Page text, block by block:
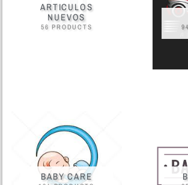
ARTICULOS
NUEVOS
56 PRODUCTS
BABY CARE